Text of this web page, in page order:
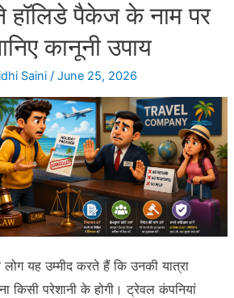
हॉलिडे पैकेज के नाम पर
कानूनी उपाय
Saini / June 25, 2026
यह उम्मीद करते हैं कि उनकी यात्रा
किसी परेशानी के होगी। ट्रेवल कंपनियां